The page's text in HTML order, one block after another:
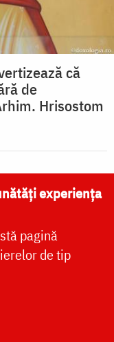
că
de
Hrisostom
experiența
pagină
de tip